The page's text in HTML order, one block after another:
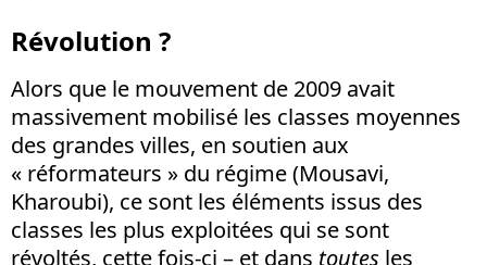
Révolution ?
Alors que le mouvement de 2009 avait
massivement mobilisé les classes moyennes
des grandes villes, en soutien aux
« réformateurs » du régime (Mousavi,
Kharoubi), ce sont les éléments issus des
classes les plus exploitées qui se sont
révoltés, cette fois-ci – et dans toutes les